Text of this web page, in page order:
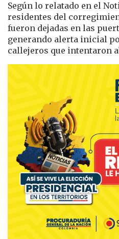
Según lo relatado en el
residentes del
fueron dejadas en las
generando alerta inicial
callejeros que intentaron